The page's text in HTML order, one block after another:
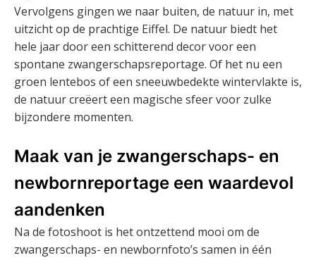
Vervolgens gingen we naar buiten, de natuur in, met
uitzicht op de prachtige Eiffel. De natuur biedt het
hele jaar door een schitterend decor voor een
spontane zwangerschapsreportage. Of het nu een
groen lentebos of een sneeuwbedekte wintervlakte is,
de natuur creëert een magische sfeer voor zulke
bijzondere momenten.
Maak van je zwangerschaps- en
newbornreportage een waardevol
aandenken
Na de fotoshoot is het ontzettend mooi om de
zwangerschaps- en newbornfoto’s samen in één